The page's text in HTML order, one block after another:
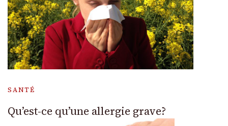
SANTÉ
Qu’est-ce qu’une allergie grave?